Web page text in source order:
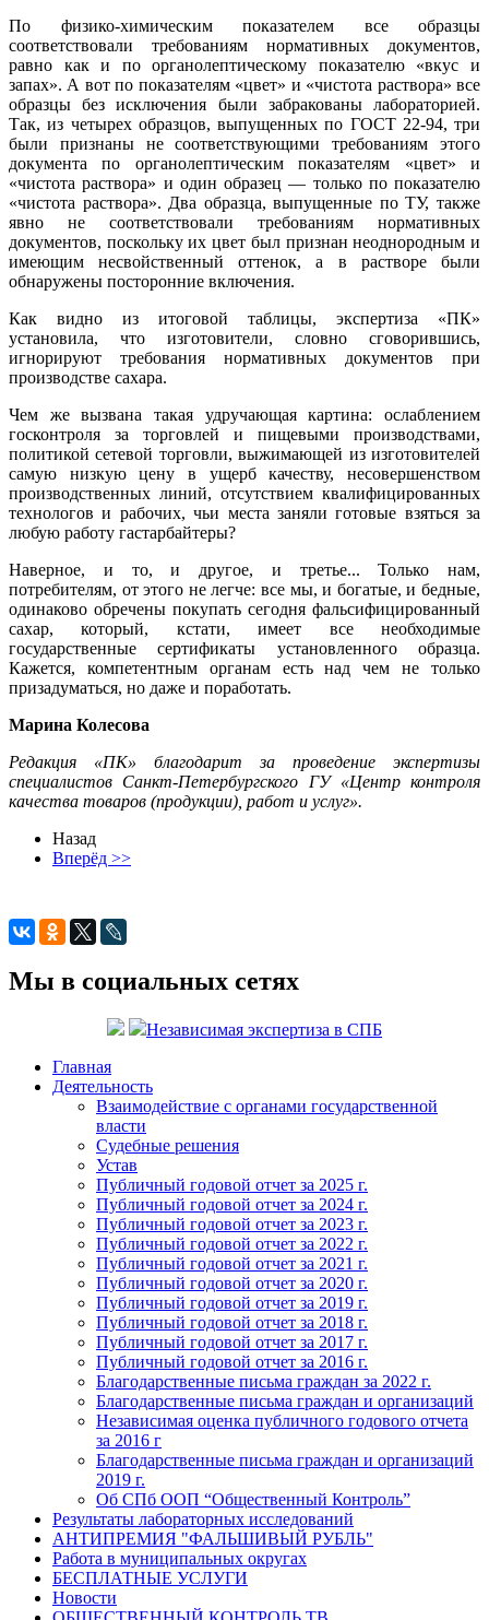
По физико-химическим показателем все образцы
соответствовали требованиям нормативных документов,
равно как и по органолептическому показателю «вкус и
запах». А вот по показателям «цвет» и «чистота раствора» все
образцы без исключения были забракованы лабораторией.
Так, из четырех образцов, выпущенных по ГОСТ 22-94, три
были признаны не соответствующими требованиям этого
документа по органолептическим показателям «цвет» и
«чистота раствора» и один образец — только по показателю
«чистота раствора». Два образца, выпущенные по ТУ, также
явно не соответствовали требованиям нормативных
документов, поскольку их цвет был признан неоднородным и
имеющим несвойственный оттенок, а в растворе были
обнаружены посторонние включения.
Как видно из итоговой таблицы, экспертиза «ПК»
установила, что изготовители, словно сговорившись,
игнорируют требования нормативных документов при
производстве сахара.
Чем же вызвана такая удручающая картина: ослаблением
госконтроля за торговлей и пищевыми производствами,
политикой сетевой торговли, выжимающей из изготовителей
самую низкую цену в ущерб качеству, несовершенством
производственных линий, отсутствием квалифицированных
технологов и рабочих, чьи места заняли готовые взяться за
любую работу гастарбайтеры?
Наверное, и то, и другое, и третье... Только нам,
потребителям, от этого не легче: все мы, и богатые, и бедные,
одинаково обречены покупать сегодня фальсифицированный
сахар, который, кстати, имеет все необходимые
государственные сертификаты установленного образца.
Кажется, компетентным органам есть над чем не только
призадуматься, но даже и поработать.
Марина Колесова
Редакция «ПК» благодарит за проведение экспертизы
специалистов Санкт-Петербургского ГУ «Центр контроля
качества товаров (продукции), работ и услуг».
Назад
Вперёд >>
Мы в социальных сетях
Независимая экспертиза в СПБ
Главная
Деятельность
Взаимодействие с органами государственной
власти
Судебные решения
Устав
Публичный годовой отчет за 2025 г.
Публичный годовой отчет за 2024 г.
Публичный годовой отчет за 2023 г.
Публичный годовой отчет за 2022 г.
Публичный годовой отчет за 2021 г.
Публичный годовой отчет за 2020 г.
Публичный годовой отчет за 2019 г.
Публичный годовой отчет за 2018 г.
Публичный годовой отчет за 2017 г.
Публичный годовой отчет за 2016 г.
Благодарственные письма граждан за 2022 г.
Благодарственные письма граждан и организаций
Независимая оценка публичного годового отчета
за 2016 г
Благодарственные письма граждан и организаций
2019 г.
Об СПб ООП “Общественный Контроль”
Результаты лабораторных исследований
АНТИПРЕМИЯ "ФАЛЬШИВЫЙ РУБЛЬ"
Работа в муниципальных округах
БЕСПЛАТНЫЕ УСЛУГИ
Новости